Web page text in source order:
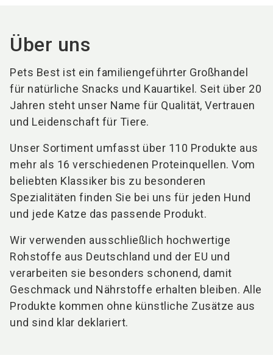
Über uns
Pets Best ist ein familiengeführter Großhandel
für natürliche Snacks und Kauartikel. Seit über 20
Jahren steht unser Name für Qualität, Vertrauen
und Leidenschaft für Tiere.
Unser Sortiment umfasst über 110 Produkte aus
mehr als 16 verschiedenen Proteinquellen. Vom
beliebten Klassiker bis zu besonderen
Spezialitäten finden Sie bei uns für jeden Hund
und jede Katze das passende Produkt.
Wir verwenden ausschließlich hochwertige
Rohstoffe aus Deutschland und der EU und
verarbeiten sie besonders schonend, damit
Geschmack und Nährstoffe erhalten bleiben. Alle
Produkte kommen ohne künstliche Zusätze aus
und sind klar deklariert.